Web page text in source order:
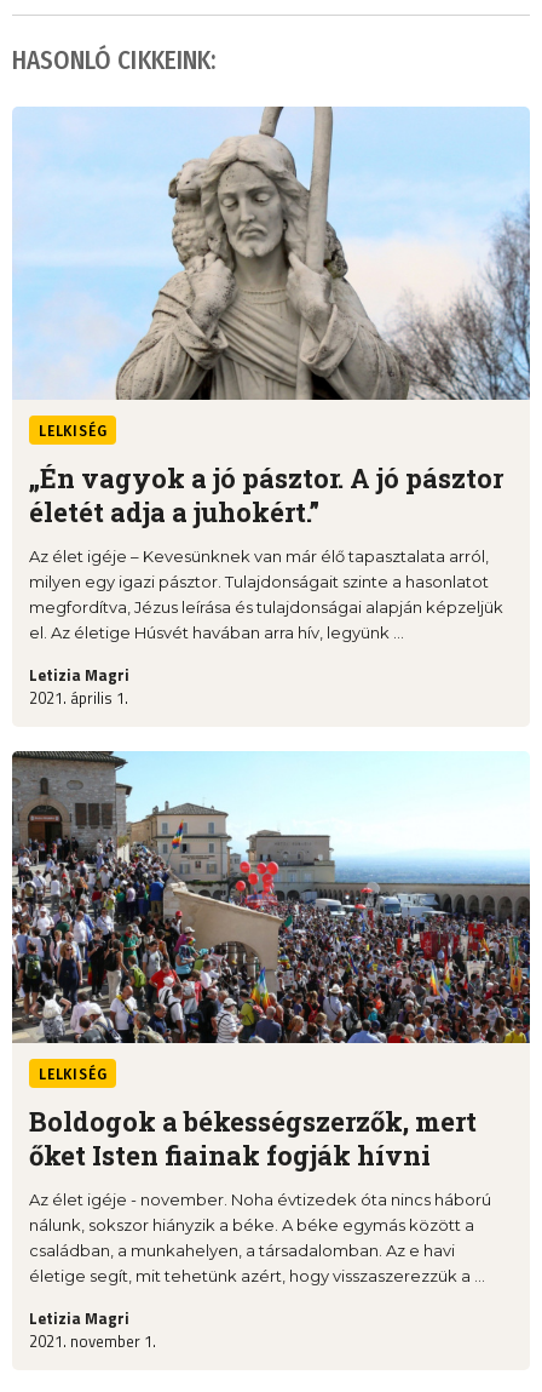
HASONLÓ CIKKEINK:
LELKISÉG
„Én vagyok a jó pásztor. A jó pásztor
életét adja a juhokért.”
Az élet igéje – Kevesünknek van már élő tapasztalata arról,
milyen egy igazi pásztor. Tulajdonságait szinte a hasonlatot
megfordítva, Jézus leírása és tulajdonságai alapján képzeljük
el. Az életige Húsvét havában arra hív, legyünk ...
Letizia Magri
2021. április 1.
LELKISÉG
Boldogok a békességszerzők, mert
őket Isten fiainak fogják hívni
Az élet igéje - november. Noha évtizedek óta nincs háború
nálunk, sokszor hiányzik a béke. A béke egymás között a
családban, a munkahelyen, a társadalomban. Az e havi
életige segít, mit tehetünk azért, hogy visszaszerezzük a ...
Letizia Magri
2021. november 1.